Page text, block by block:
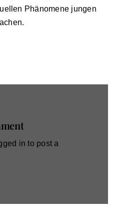
Phänomene jungen
in to post a